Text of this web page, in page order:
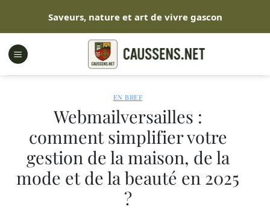
contenu
Saveurs, nature et art de vivre gascon
EN BREF
Webmailversailles :
comment simplifier votre
gestion de la maison, de la
mode et de la beauté en 2025
?